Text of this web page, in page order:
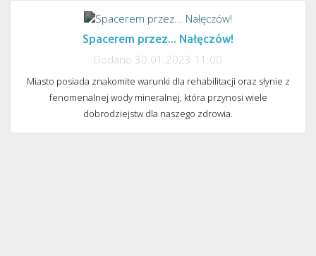
Spacerem przez... Nałęczów!
Dodano 30.01.2023 11:00
Miasto posiada znakomite warunki dla rehabilitacji oraz słynie z
fenomenalnej wody mineralnej, która przynosi wiele
dobrodziejstw dla naszego zdrowia.